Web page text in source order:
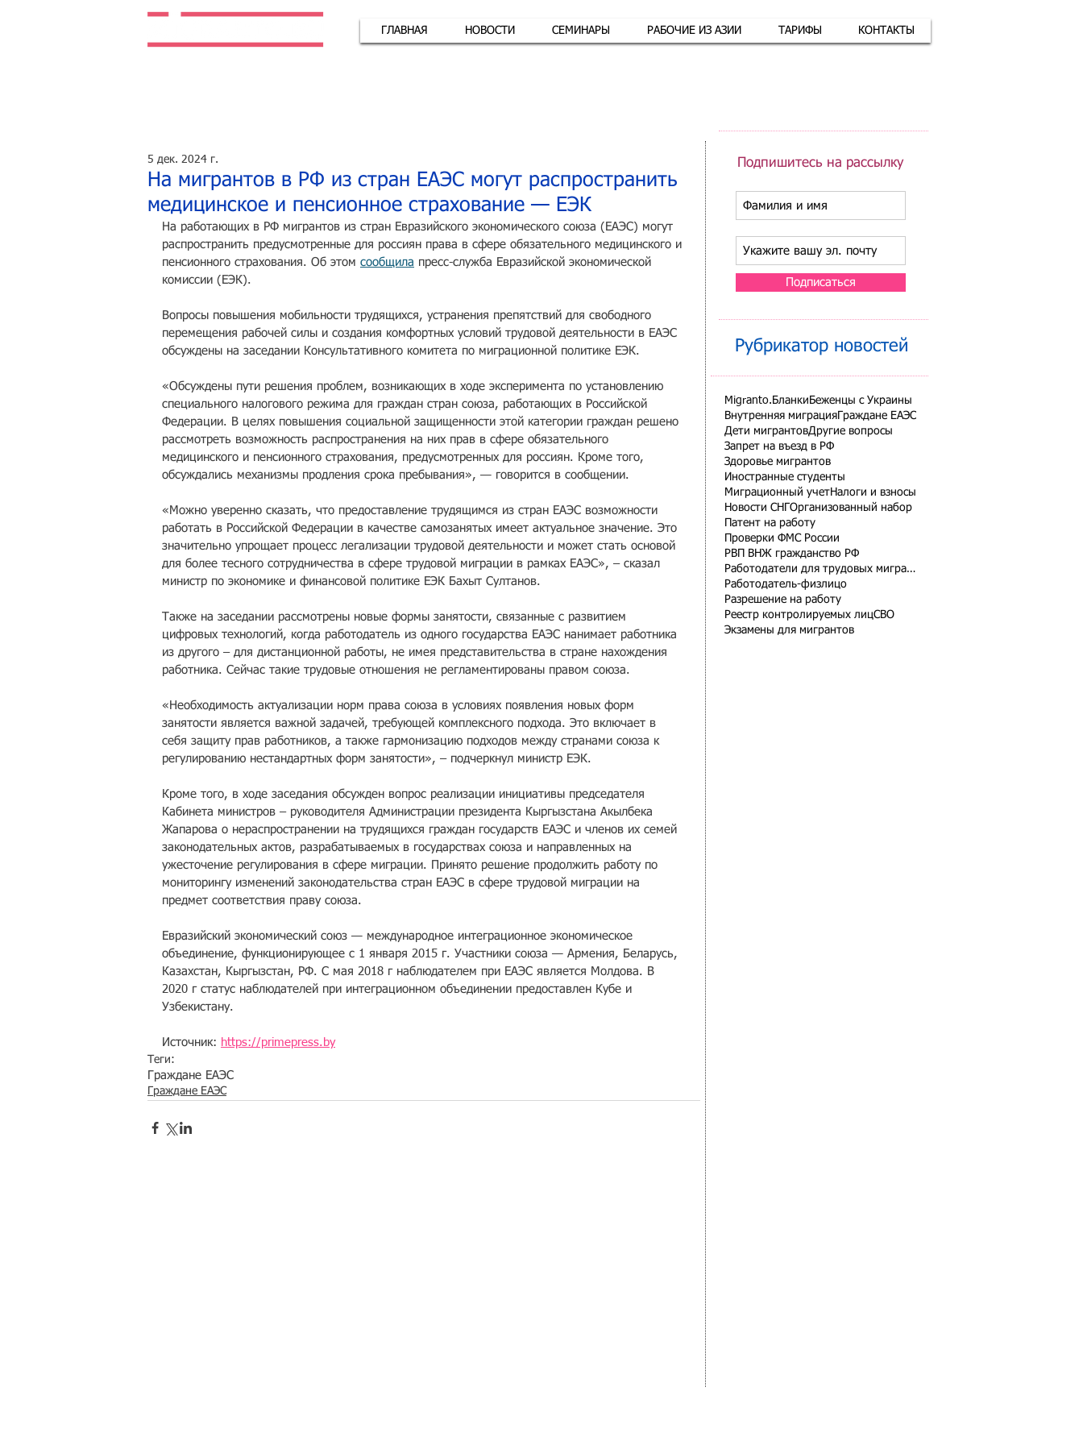
ГЛАВНАЯ НОВОСТИ СЕМИНАРЫ РАБОЧИЕ ИЗ АЗИИ ТАРИФЫ КОНТАКТЫ
На мигрантов в РФ из стран ЕАЭС могут распространить
медицинское и пенсионное страхование — ЕЭК
5 дек. 2024 г.
На работающих в РФ мигрантов из стран Евразийского экономического союза (ЕАЭС) могут
распространить предусмотренные для россиян права в сфере обязательного медицинского и
пенсионного страхования. Об этом сообщила пресс-служба Евразийской экономической
комиссии (ЕЭК).
Вопросы повышения мобильности трудящихся, устранения препятствий для свободного
перемещения рабочей силы и создания комфортных условий трудовой деятельности в ЕАЭС
обсуждены на заседании Консультативного комитета по миграционной политике ЕЭК.
«Обсуждены пути решения проблем, возникающих в ходе эксперимента по установлению
специального налогового режима для граждан стран союза, работающих в Российской
Федерации. В целях повышения социальной защищенности этой категории граждан решено
рассмотреть возможность распространения на них прав в сфере обязательного
медицинского и пенсионного страхования, предусмотренных для россиян. Кроме того,
обсуждались механизмы продления срока пребывания», — говорится в сообщении.
«Можно уверенно сказать, что предоставление трудящимся из стран ЕАЭС возможности
работать в Российской Федерации в качестве самозанятых имеет актуальное значение. Это
значительно упрощает процесс легализации трудовой деятельности и может стать основой
для более тесного сотрудничества в сфере трудовой миграции в рамках ЕАЭС», – сказал
министр по экономике и финансовой политике ЕЭК Бахыт Султанов.
Также на заседании рассмотрены новые формы занятости, связанные с развитием
цифровых технологий, когда работодатель из одного государства ЕАЭС нанимает работника
из другого – для дистанционной работы, не имея представительства в стране нахождения
работника. Сейчас такие трудовые отношения не регламентированы правом союза.
«Необходимость актуализации норм права союза в условиях появления новых форм
занятости является важной задачей, требующей комплексного подхода. Это включает в
себя защиту прав работников, а также гармонизацию подходов между странами союза к
регулированию нестандартных форм занятости», – подчеркнул министр ЕЭК.
Кроме того, в ходе заседания обсужден вопрос реализации инициативы председателя
Кабинета министров – руководителя Администрации президента Кыргызстана Акылбека
Жапарова о нераспространении на трудящихся граждан государств ЕАЭС и членов их семей
законодательных актов, разрабатываемых в государствах союза и направленных на
ужесточение регулирования в сфере миграции. Принято решение продолжить работу по
мониторингу изменений законодательства стран ЕАЭС в сфере трудовой миграции на
предмет соответствия праву союза.
Евразийский экономический союз — международное интеграционное экономическое
объединение, функционирующее с 1 января 2015 г. Участники союза — Армения, Беларусь,
Казахстан, Кыргызстан, РФ. С мая 2018 г наблюдателем при ЕАЭС является Молдова. В
2020 г статус наблюдателей при интеграционном объединении предоставлен Кубе и
Узбекистану.
Источник: https://primepress.by
Теги:
Граждане ЕАЭС
Граждане ЕАЭС
Подпишитесь на рассылку
Подписаться
Рубрикатор новостей
Migranto.Бланки Беженцы с Украины
Внутренняя миграция Граждане ЕАЭС
Дети мигрантовДругие вопросы
Запрет на въезд в РФ
Здоровье мигрантов
Иностранные студенты
Миграционный учетНалоги и взносы
Новости СНГ Организованный набор
Патент на работу
Проверки ФМС России
РВП ВНЖ гражданство РФ
Работодатели для трудовых мигрантов
Работодатель-физлицо
Разрешение на работу
Реестр контролируемых лицСВО
Экзамены для мигрантов